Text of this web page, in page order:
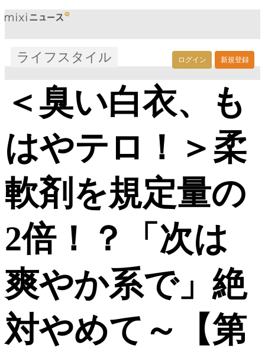
ログイン 新規登録
ライフスタイル
＜臭い白衣、も
はやテロ！＞柔
軟剤を規定量の
2倍！？「次は
爽やか系で」絶
対やめて～【第